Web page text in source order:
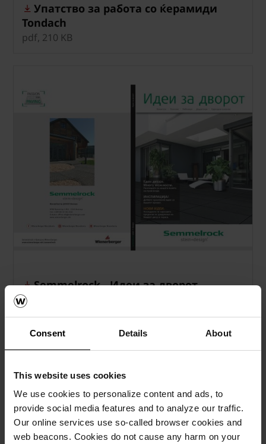
Consent Details About
This website uses cookies
We use cookies to personalize content and ads, to
provide social media features and to analyze our traffic.
Our online services use so-called browser cookies and
web beacons. Cookies do not cause any harm on your
Упатство за работа со ќерамиди
Tondach
pdf, 210 KB
Semmelrock - Идеи за дворот
pdf, 68 MB